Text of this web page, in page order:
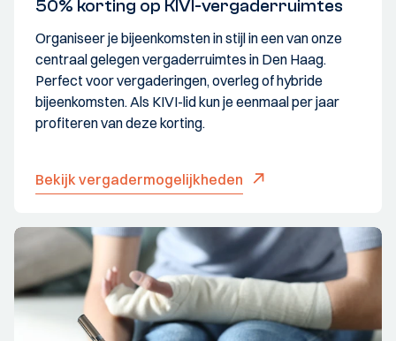
50% korting op KIVI-vergaderruimtes
Organiseer je bijeenkomsten in stijl in een van onze
centraal gelegen vergaderruimtes in Den Haag.
Perfect voor vergaderingen, overleg of hybride
bijeenkomsten. Als KIVI-lid kun je eenmaal per jaar
profiteren van deze korting.
Bekijk vergadermogelijkheden